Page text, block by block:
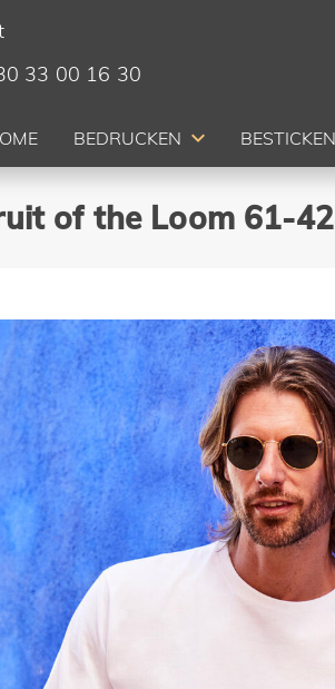
33 00 16 30
BEDRUCKEN BESTICKEN
of the Loom 61-